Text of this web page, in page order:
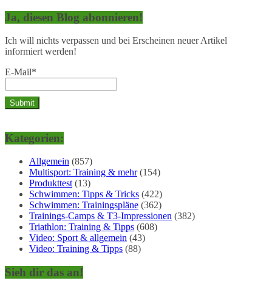
Ja, diesen Blog abonnieren!
Ich will nichts verpassen und bei Erscheinen neuer Artikel
informiert werden!
E-Mail*
Kategorien:
Allgemein (857)
Multisport: Training & mehr(154)
Produkttest(13)
Schwimmen: Tipps & Tricks (422)
Schwimmen: Trainingspläne (362)
Trainings-Camps & T3-Impressionen (382)
Triathlon: Training & Tipps (608)
Video: Sport & allgemein (43)
Video: Training & Tipps (88)
Sieh dir das an!